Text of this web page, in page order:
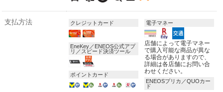
支払方法 クレジットカード
EneKey／ENEOS公式アプ
リ／スピード決済ツール
ポイントカード
電子マネー
店舗によって電子マネー
で購入可能な商品が異な
る場合がありますので、
詳細は各店舗にお問い合
わせください。
ENEOSプリカ／QUOカー
ド